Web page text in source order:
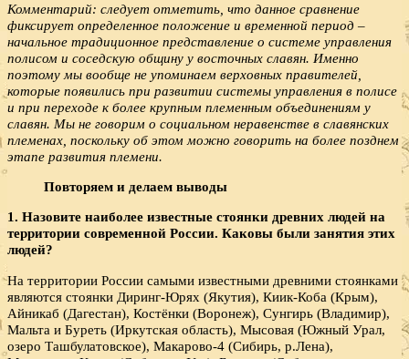
Комментарий: следует отметить, что данное сравнение
фиксирует определенное положение и временной период –
начальное традиционное представление о системе управления
полисом и соседскую общину у восточных славян. Именно
поэтому мы вообще не упоминаем верховных правителей,
которые появились при развитии системы управления в полисе
и при переходе к более крупным племенным объединениям у
славян. Мы не говорим о социальном неравенстве в славянских
племенах, поскольку об этом можно говорить на более позднем
этапе развития племени.
Повторяем и делаем выводы
1. Назовите наиболее известные стоянки древних людей на
территории современной России. Каковы были занятия этих
людей?
На территории России самыми известными древними стоянками
являются стоянки Диринг-Юрях (Якутия), Киик-Коба (Крым),
Айникаб (Дагестан), Костёнки (Воронеж), Сунгирь (Владимир),
Мальта и Буреть (Иркутская область), Мысовая (Южный Урал,
озеро Ташбулатовское), Макарово-4 (Сибирь, р.Лена),